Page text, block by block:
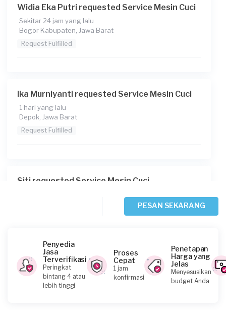
Widia Eka Putri requested Service Mesin Cuci
Sekitar 24 jam yang lalu
Bogor Kabupaten, Jawa Barat
Request Fulfilled
Ika Murniyanti requested Service Mesin Cuci
1 hari yang lalu
Depok, Jawa Barat
Request Fulfilled
Siti requested Service Mesin Cuci
Gisella Alrisa requested Service Mesin Cuci
1 hari yang lalu
Bogor Kabupaten, Jawa Barat
PESAN SEKARANG
Penyedia
Jasa
Terverifikasi
Peringkat
bintang 4 atau
lebih tinggi
Proses
Cepat
1 jam
konfirmasi
Penetapan
Harga yang
Jelas
Menyesuaikan
budget Anda